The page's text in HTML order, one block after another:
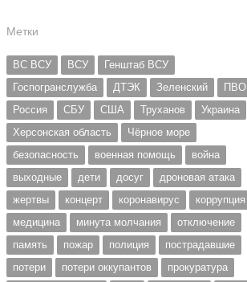
Метки
ВС ВСУ ВСУ
Генштаб ВСУ
Госпогранслужба
ДТЭК Зеленский
ПВО
Россия
СБУ США Труханов
Украина
Херсонская область
Чёрное море
безопасность
военная помощь
война
выходные
дети досуг
дроновая атака
жертвы
концерт коронавирус
коррупция
медицина
минута молчания
отключение
память
пожар полиция
пострадавшие
потери
потери оккупантов
прокуратура